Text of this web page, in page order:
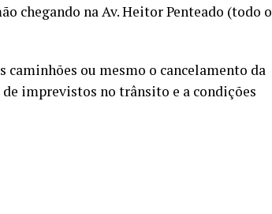
chegando na Av. Heitor Penteado (todo o
ou mesmo o cancelamento da
imprevistos no trânsito e a condições